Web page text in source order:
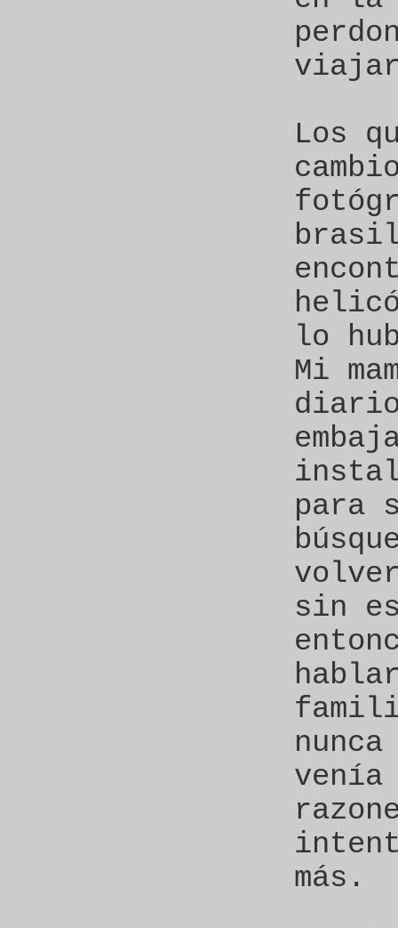
Los
lo
Mi
para
sin
venía
más.